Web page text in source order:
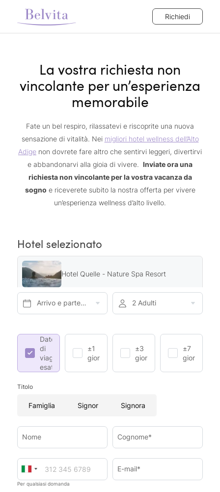
Richiedi
La vostra richiesta non
vincolante per un’esperienza
memorabile
Fate un bel respiro, rilassatevi e riscoprite una nuova
sensazione di vitalità. Nei migliori hotel wellness dell’Alto
Adige non dovrete fare altro che sentirvi leggeri, divertirvi
e abbandonarvi alla gioia di vivere. Inviate ora una
richiesta non vincolante per la vostra vacanza da
sogno e riceverete subito la nostra offerta per vivere
un’esperienza wellness d’alto livello.
Arrivo e partenza* 2 Adulti
Date
di
viaggio
esatte
±1
giorno
±3
giorni
±7
giorni
Titolo
Famiglia Signor Signora
Nome Cognome*
Per qualsiasi domanda
E-mail*
Hotel selezionato
Hotel Quelle - Nature Spa Resort